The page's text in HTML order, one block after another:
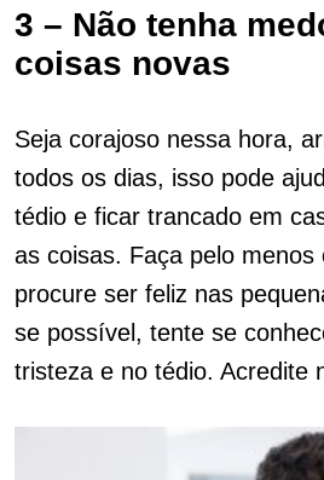
3 – Não tenha
coisas novas
Seja corajoso nessa hora,
todos os dias, isso pode
tédio e ficar trancado em
as coisas. Faça pelo
procure ser feliz nas
se possível, tente se
tristeza e no tédio. Acredite